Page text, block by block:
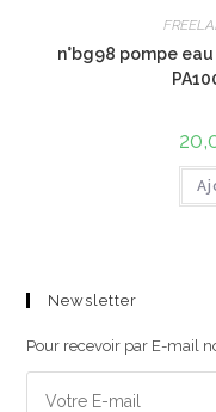
n°bg98 pompe
Newsletter
Pour recevoir par E-mail